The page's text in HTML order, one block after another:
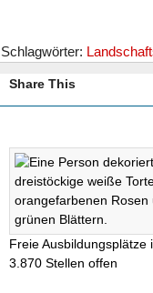
Schlagwörter:
Share This
Freie Ausbildungsplätze
3.870 Stellen offen